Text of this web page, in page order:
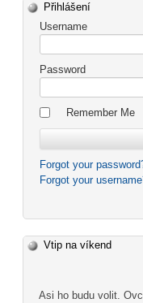
Přihlášení
Username
Password
Remember Me
Forgot your
Forgot your
Vtip na víkend
Asi ho budu volit.